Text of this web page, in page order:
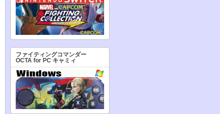
ファイティングコマンダー
OCTA for PC キャミィ